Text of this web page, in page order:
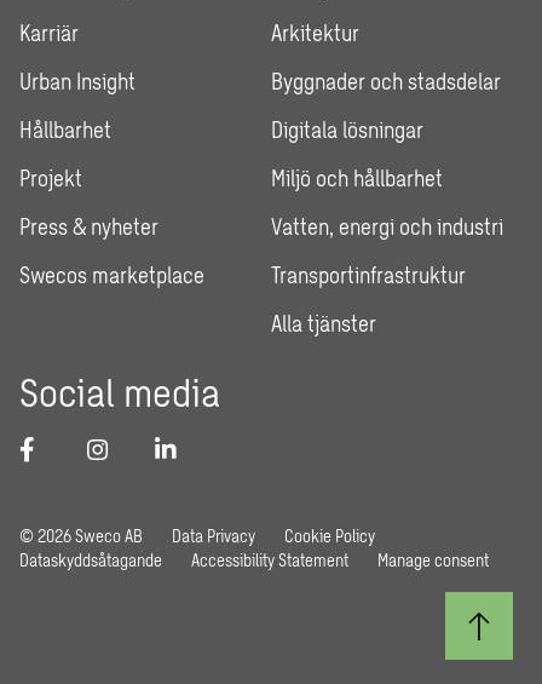
Karriär
Urban Insight
Hållbarhet
Projekt
Press & nyheter
Swecos marketplace
Arkitektur
Byggnader och stadsdelar
Digitala lösningar
Miljö och hållbarhet
Vatten, energi och industri
Transportinfrastruktur
Alla tjänster
Social media
© 2026 Sweco AB Data Privacy
Cookie Policy
Dataskyddsåtagande
Accessibility Statement Manage consent